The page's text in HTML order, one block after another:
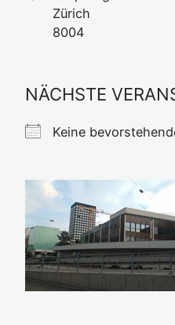
Zürich
8004
NÄCHSTE
Kei­ne